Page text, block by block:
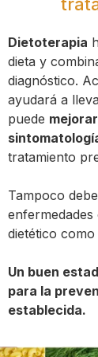
Dietoterapia
dieta y
diagnóstico.
ayudará a
puede
tratamiento
Tampoco
dietético
Un buen
para la
establecida.